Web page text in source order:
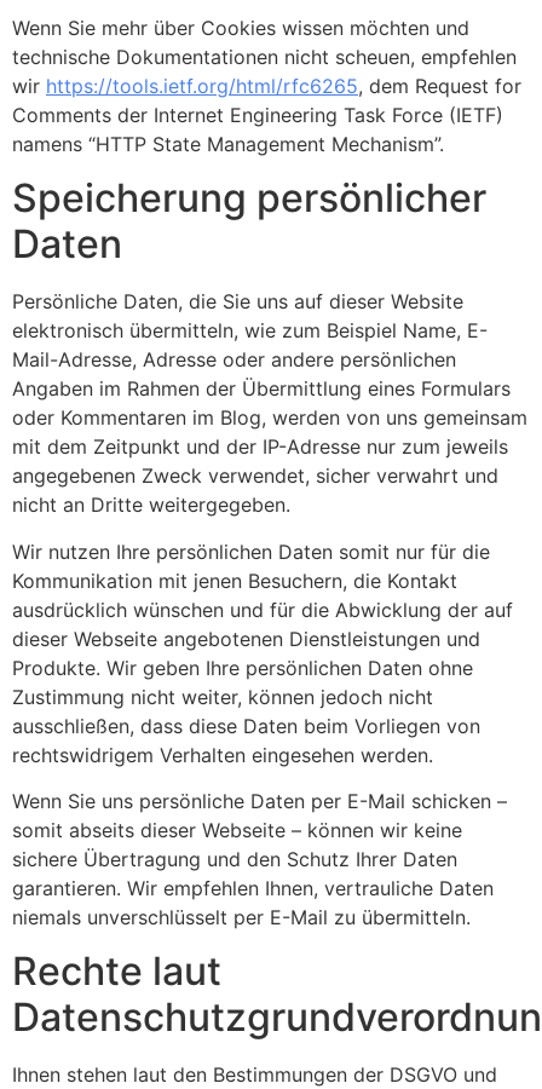
Wenn Sie mehr über Cookies wissen möchten und
technische Dokumentationen nicht scheuen, empfehlen
wir https://tools.ietf.org/html/rfc6265, dem Request for
Comments der Internet Engineering Task Force (IETF)
namens “HTTP State Management Mechanism”.
Speicherung persönlicher
Daten
Persönliche Daten, die Sie uns auf dieser Website
elektronisch übermitteln, wie zum Beispiel Name, E-
Mail-Adresse, Adresse oder andere persönlichen
Angaben im Rahmen der Übermittlung eines Formulars
oder Kommentaren im Blog, werden von uns gemeinsam
mit dem Zeitpunkt und der IP-Adresse nur zum jeweils
angegebenen Zweck verwendet, sicher verwahrt und
nicht an Dritte weitergegeben.
Wir nutzen Ihre persönlichen Daten somit nur für die
Kommunikation mit jenen Besuchern, die Kontakt
ausdrücklich wünschen und für die Abwicklung der auf
dieser Webseite angebotenen Dienstleistungen und
Produkte. Wir geben Ihre persönlichen Daten ohne
Zustimmung nicht weiter, können jedoch nicht
ausschließen, dass diese Daten beim Vorliegen von
rechtswidrigem Verhalten eingesehen werden.
Wenn Sie uns persönliche Daten per E-Mail schicken –
somit abseits dieser Webseite – können wir keine
sichere Übertragung und den Schutz Ihrer Daten
garantieren. Wir empfehlen Ihnen, vertrauliche Daten
niemals unverschlüsselt per E-Mail zu übermitteln.
Rechte laut
Ihnen stehen laut den Bestimmungen der DSGVO und